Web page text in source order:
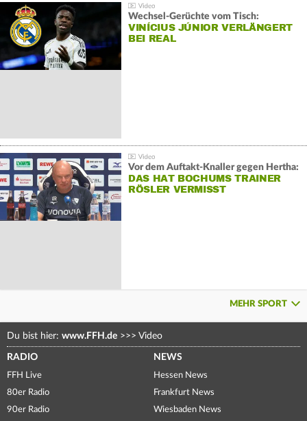
Wechsel-Gerüchte vom Tisch:
VINÍCIUS JÚNIOR VERLÄNGERT
BEI REAL
Vor dem Auftakt-Knaller gegen Hertha:
DAS HAT BOCHUMS TRAINER
RÖSLER VERMISST
MEHR SPORT
Du bist hier: www.FFH.de >>> Video
RADIO
FFH Live
80er Radio
90er Radio
NEWS
Hessen News
Frankfurt News
Wiesbaden News